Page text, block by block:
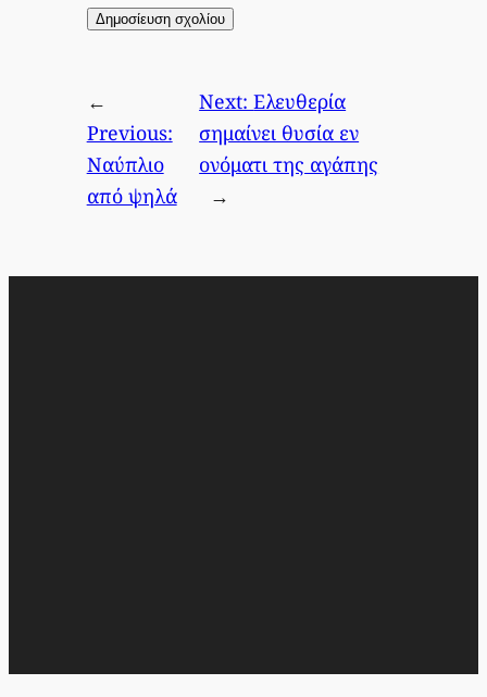
←
Previous:
Ναύπλιο
από ψηλά
Next:Ελευθερία
σημαίνει θυσία εν
ονόματι της αγάπης
→